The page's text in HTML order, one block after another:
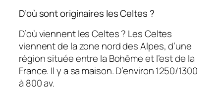
D’où sont originaires les Celtes ?
D’où viennent les Celtes ? Les Celtes
viennent de la zone nord des Alpes, d’une
région située entre la Bohême et l’est de la
France. Il y a sa maison. D’environ 1250/1300
à 800 av.